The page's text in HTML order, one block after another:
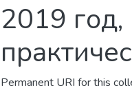
2019
Permanent URI for this